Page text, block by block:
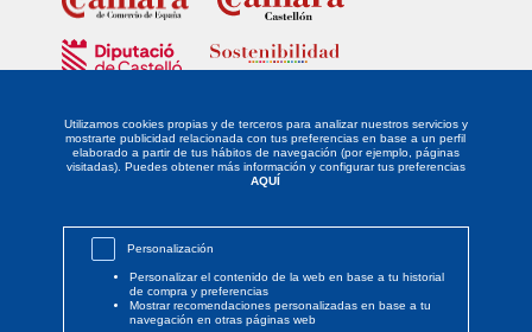
Utilizamos cookies propias y de terceros para analizar nuestros servicios y
mostrarte publicidad relacionada con tus preferencias en base a un perfil
elaborado a partir de tus hábitos de navegación (por ejemplo, páginas
visitadas). Puedes obtener más información y configurar tus preferencias
AQUÍ
Personalización
Personalizar el contenido de la web en base a tu historial
de compra y preferencias
Mostrar recomendaciones personalizadas en base a tu
navegación en otras páginas web
Fondo Europeo de Desarrollo Regional
investigación de calidad.
La empresa DISTRIBUIDORA LEVANTINA DE ALIMENTACIÓN SL ha sido
beneficiaria del Fondo Europeo de Desarrollo Regional cuyo objetivo es
IGUALDAD, para apoyar la creación y consolidación de empresas
innovadoras. Esta acción ha tenido lugar durante el año 2021. Para ello
ha contado con el apoyo del PROGRAMA SOSTENIBILIDAD de la
Cámara de Comercio de Castellón y cofinanciado por la Excma.
Diputación de Castellón.